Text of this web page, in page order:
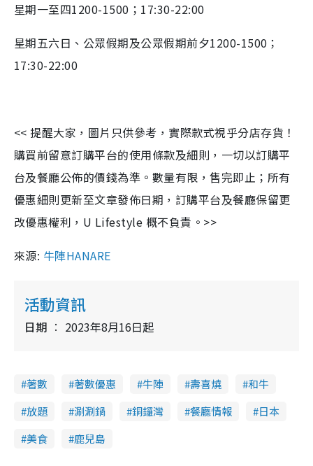
星期一至四1200-1500；17:30-22:00
星期五六日、公眾假期及公眾假期前夕1200-1500；
17:30-22:00
<< 提醒大家，圖片只供參考，實際款式視乎分店存貨！
購買前留意訂購平台的使用條款及細則，一切以訂購平
台及餐廳公佈的價錢為準。數量有限，售完即止；所有
優惠細則更新至文章發佈日期，訂購平台及餐廳保留更
改優惠權利，U Lifestyle 概不負責。>>
來源: 牛陣HANARE
活動資訊
日期 2023年8月16日起
著數 著數優惠 牛陣 壽喜燒
和牛
放題
涮涮鍋 銅鑼灣 餐廳情報
日本
美食
鹿兒島